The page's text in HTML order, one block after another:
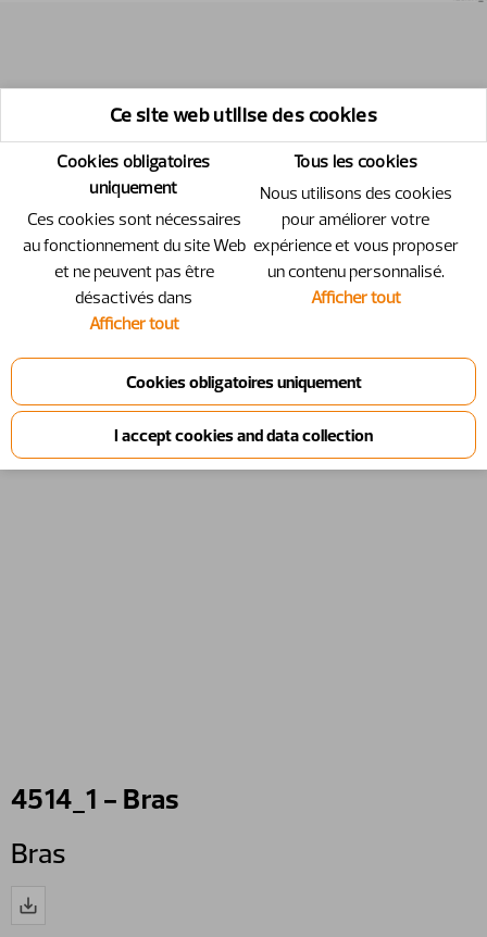
4514_1 - Bras
Bras
Ce site web utilise des cookies
Cookies obligatoires
uniquement
Ces cookies sont nécessaires
au fonctionnement du site Web
et ne peuvent pas être
désactivés dans
Afficher tout
Tous les cookies
Nous utilisons des cookies
pour améliorer votre
expérience et vous proposer
un contenu personnalisé.
Afficher tout